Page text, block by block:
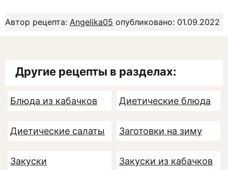
Автор рецепта: Angelika05 опубликовано: 01.09.2022
Другие рецепты в разделах:
Блюда из кабачков Диетические блюда
Диетические салаты Заготовки на зиму
Закуски Закуски из кабачков